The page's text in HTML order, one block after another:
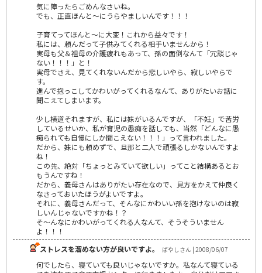
気に障ったらごめんなさいね。
でも、正直ほんと～にうらやましいんです！！！
子育てってほんと～に大変！これから益々です！
私には、頼んだって子供みてくれる相手いませんから！
実母も父＆祖母の介護疲れもあって、孫の面倒なんて「冗談じゃ
ない！！！」と！
実母でさえ、見てくれないんだから悲しいやら、寂しいやらで
す。
進んで抱っこしてかわいがってくれるなんて、ありがたいお話に
聞こえてしまいます。
少し横道それますが、私には妹がいるんですが、「不妊」で苦労
しているせいか、私が育児の愚痴を話しても、当然「どんなに愚
痴られても自慢にしか聞こえない！！！」って言われました。
だから、妹にも頼めずで、旦那と二人で頑張るしかないんですよ
ね！
この先、絶対「ちょっとみていて欲しい」ってこと結構あるとお
もうんですね！
だから、義母さんはありがたい存在なので、見方をかえて仲良く
なさっておいたほうがよいですよ。
それに、義母さんだって、そんなにかわいい孫を抱けないのは寂
しいんじゃないですかね！？
そ～んなにかわいがってくれる人なんて、そうそういません
よ！！！
ストレスを溜めない方が良いですよ。
ばやしさん | 2008/06/07
何でしたら、寝ていても良いじゃないですか。私なんて寝ている